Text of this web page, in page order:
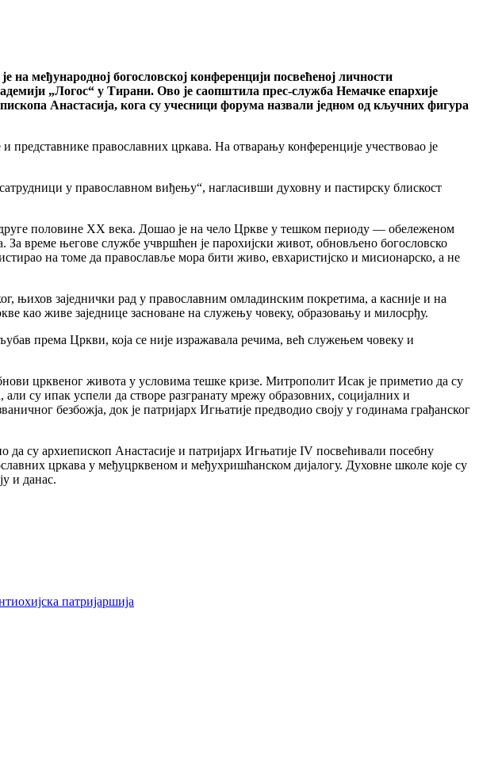
међународној богословској конференцији посвећеној личности
„Логос“ у Тирани. Ово је саопштила прес-служба Немачке епархије
Анастасија, кога су учесници форума назвали једном од кључних фигура
представнике православних цркава. На отварању конференције учествовао је
у православном виђењу“, нагласивши духовну и пастирску блискост
половине XX века. Дошао је на чело Цркве у тешком периоду — обележеном
време његове службе учвршћен је парохијски живот, обновљено богословско
на томе да православље мора бити живо, евхаристијско и мисионарско, а не
њихов заједнички рад у православним омладинским покретима, а касније и на
као живе заједнице засноване на служењу човеку, образовању и милосрђу.
према Цркви, која се није изражавала речима, већ служењем човеку и
црквеног живота у условима тешке кризе. Митрополит Исак је приметио да су
су ипак успели да створе разгранату мрежу образовних, социјалних и
безбожја, док је патријарх Игњатије предводио своју у годинама грађанског
да су архиепископ Анастасије и патријарх Игњатије IV посвећивали посебну
цркава у међуцрквеном и међухришћанском дијалогу. Духовне школе које су
и данас.
патријаршија